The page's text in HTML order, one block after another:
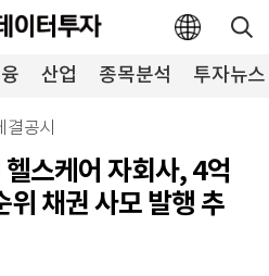
산업 종목분석 투자뉴스
결공시
스케어 자회사, 4억
위 채권 사모 발행 추